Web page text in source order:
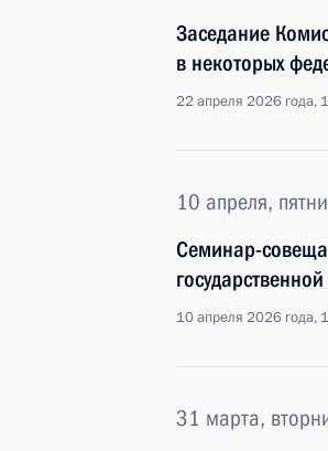
Заседание
в некоторых
22 апреля 2026 года,
10 апреля,
Семинар-
10 апреля 2026 года,
31 марта,